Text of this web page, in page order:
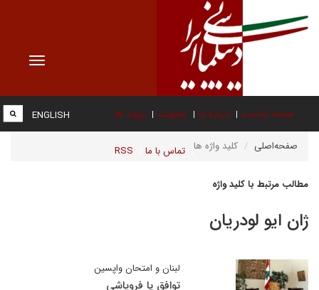
Toggle
صفحه نخست درباره ما عضویت پیوند ها
تماس با ما RSS
ENGLISH
صفحه‌اصلی کلید واژه ها
مطالب مرتبط با کلید واژه
ژان ایو لودریان
لبنان و امتحان واپسین
توافق یا فروپاشی